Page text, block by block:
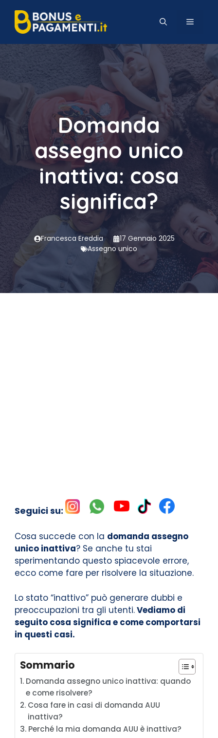
contenuto
MENU
Domanda
assegno unico
inattiva: cosa
significa?
Francesca Ereddia
17 Gennaio 2025
Assegno unico
Seguici su:
Cosa succede con la domanda assegno
unico inattiva? Se anche tu stai
sperimentando questo spiacevole errore,
ecco come fare per risolvere la situazione.
Lo stato “inattivo” può generare dubbi e
preoccupazioni tra gli utenti.Vediamo di
seguito cosa significa e come comportarsi
in questi casi.
Sommario
Domanda assegno unico inattiva: quando
e come risolvere?
Cosa fare in casi di domanda AUU
inattiva?
Perché la mia domanda AUU è inattiva?